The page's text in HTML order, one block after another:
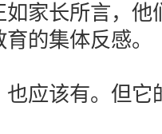
家长所言，他
的集体反感。
应该有。但它